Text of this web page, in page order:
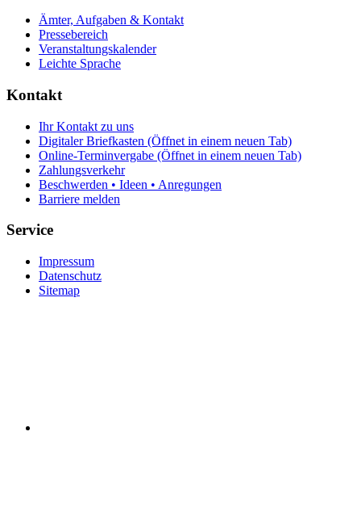
Ämter, Aufgaben & Kontakt
Pressebereich
Veranstaltungskalender
Leichte Sprache
Kontakt
Ihr Kontakt zu uns
Digitaler Briefkasten (Öffnet in einem neuen Tab)
Online-Terminvergabe (Öffnet in einem neuen Tab)
Zahlungsverkehr
Beschwerden • Ideen • Anregungen
Barriere melden
Service
Impressum
Datenschutz
Sitemap